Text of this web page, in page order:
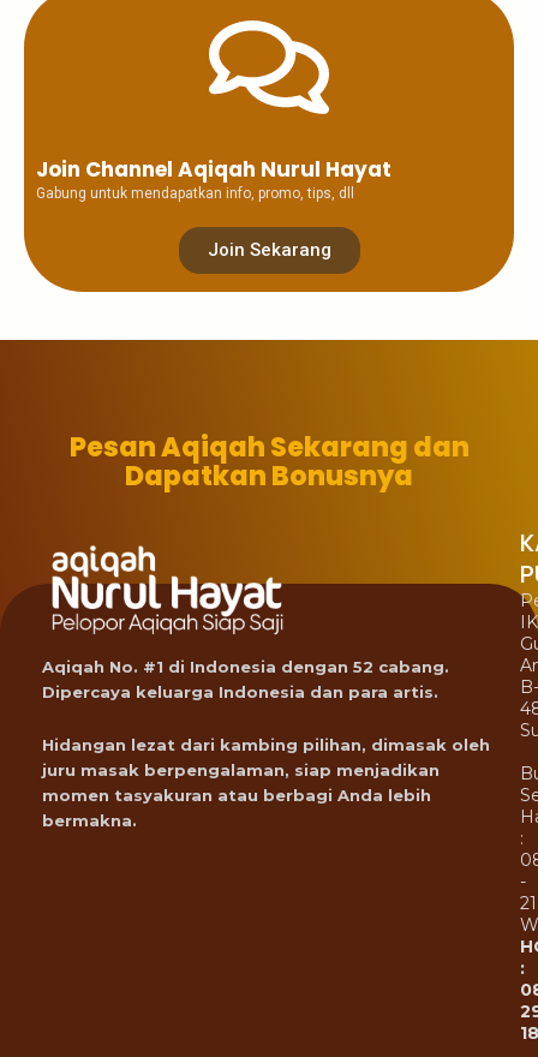
Join Channel Aqiqah Nurul Hayat
Gabung untuk mendapatkan info, promo, tips, dll
Join Sekarang
Pesan Aqiqah Sekarang dan
Dapatkan Bonusnya
Aqiqah No. #1 di Indonesia dengan 52 cabang.
Dipercaya keluarga Indonesia dan para artis.
Hidangan lezat dari kambing pilihan, dimasak oleh
juru masak berpengalaman, siap menjadikan
momen tasyakuran atau berbagi Anda lebih
bermakna.
B-
:
-
: